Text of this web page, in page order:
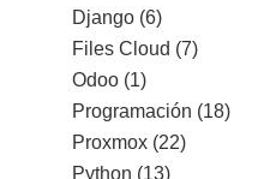
Django (6)
Files Cloud (7)
Odoo (1)
Programación (18)
Proxmox (22)
Python (13)